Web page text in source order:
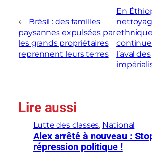
←
Brésil : des familles
paysannes expulsées par
les grands propriétaires
reprennent leurs terres
En
l’aval des
Lire aussi
Lutte des classes, National
Alex arrêté à nouveau :
répression politique !